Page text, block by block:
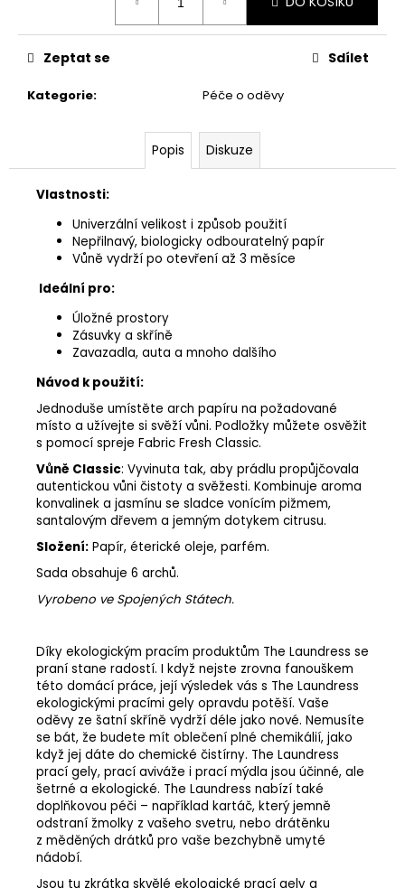
Kategorie: Péče o oděvy
Zeptat se Sdílet
Popis Diskuze
Vlastnosti:
Univerzální velikost i způsob použití
Nepřilnavý, biologicky odbouratelný papír
Vůně vydrží po otevření až 3 měsíce
Ideální pro:
Úložné prostory
Zásuvky a skříně
Zavazadla, auta a mnoho dalšího
Návod k použití:
Jednoduše umístěte arch papíru na požadované
místo a užívejte si svěží vůni. Podložky můžete osvěžit
s pomocí spreje Fabric Fresh Classic.
Vůně Classic: Vyvinuta tak, aby prádlu propůjčovala
autentickou vůni čistoty a svěžesti. Kombinuje aroma
konvalinek a jasmínu se sladce vonícím pižmem,
santalovým dřevem a jemným dotykem citrusu.
Složení: Papír, éterické oleje, parfém.
Sada obsahuje 6 archů.
Vyrobeno ve Spojených Státech.
Díky ekologickým pracím produktům The Laundress se
praní stane radostí. I když nejste zrovna fanouškem
této domácí práce, její výsledek vás s The Laundress
ekologickými pracími gely opravdu potěší. Vaše
oděvy ze šatní skříně vydrží déle jako nové. Nemusíte
se bát, že budete mít oblečení plné chemikálií, jako
když jej dáte do chemické čistírny. The Laundress
prací gely, prací aviváže i prací mýdla jsou účinné, ale
šetrné a ekologické. The Laundress nabízí také
doplňkovou péči – například kartáč, který jemně
odstraní žmolky z vašeho svetru, nebo drátěnku
z měděných drátků pro vaše bezchybně umyté
nádobí.
Jsou tu zkrátka skvělé ekologické prací gely a
e
THE
LAUNDRESS
Kč